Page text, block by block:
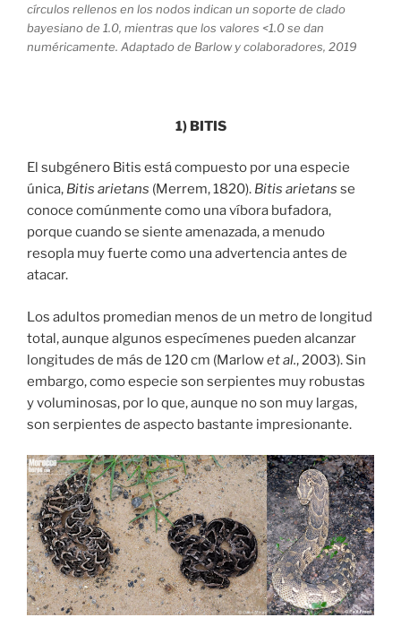
círculos rellenos en los nodos indican un soporte de clado
bayesiano de 1.0, mientras que los valores <1.0 se dan
numéricamente. Adaptado de Barlow y colaboradores, 2019
1) BITIS
El subgénero Bitis está compuesto por una especie
única, Bitis arietans (Merrem, 1820). Bitis arietans se
conoce comúnmente como una víbora bufadora,
porque cuando se siente amenazada, a menudo
resopla muy fuerte como una advertencia antes de
atacar.
Los adultos promedian menos de un metro de longitud
total, aunque algunos especímenes pueden alcanzar
longitudes de más de 120 cm (Marlowet al., 2003). Sin
embargo, como especie son serpientes muy robustas
y voluminosas, por lo que, aunque no son muy largas,
son serpientes de aspecto bastante impresionante.